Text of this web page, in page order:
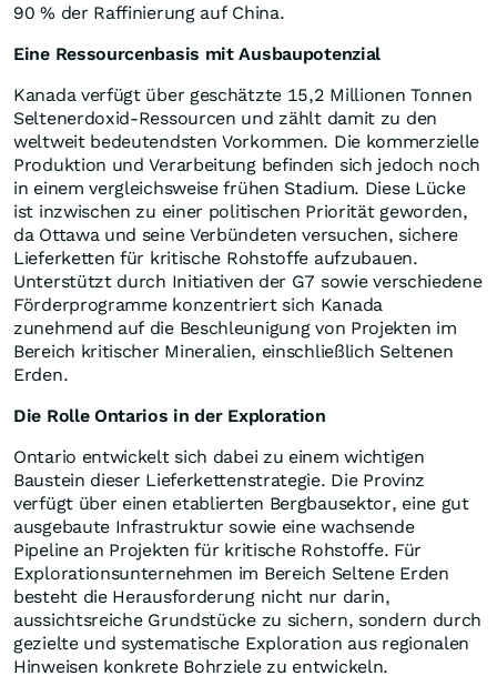
90 % der Raffinierung auf China.
Eine Ressourcenbasis mit Ausbaupotenzial
Kanada verfügt über geschätzte 15,2 Millionen Tonnen
Seltenerdoxid-Ressourcen und zählt damit zu den
weltweit bedeutendsten Vorkommen. Die kommerzielle
Produktion und Verarbeitung befinden sich jedoch noch
in einem vergleichsweise frühen Stadium. Diese Lücke
ist inzwischen zu einer politischen Priorität geworden,
da Ottawa und seine Verbündeten versuchen, sichere
Lieferketten für kritische Rohstoffe aufzubauen.
Unterstützt durch Initiativen der G7 sowie verschiedene
Förderprogramme konzentriert sich Kanada
zunehmend auf die Beschleunigung von Projekten im
Bereich kritischer Mineralien, einschließlich Seltenen
Erden.
Die Rolle Ontarios in der Exploration
Ontario entwickelt sich dabei zu einem wichtigen
Baustein dieser Lieferkettenstrategie. Die Provinz
verfügt über einen etablierten Bergbausektor, eine gut
ausgebaute Infrastruktur sowie eine wachsende
Pipeline an Projekten für kritische Rohstoffe. Für
Explorationsunternehmen im Bereich Seltene Erden
besteht die Herausforderung nicht nur darin,
aussichtsreiche Grundstücke zu sichern, sondern durch
gezielte und systematische Exploration aus regionalen
Hinweisen konkrete Bohrziele zu entwickeln.